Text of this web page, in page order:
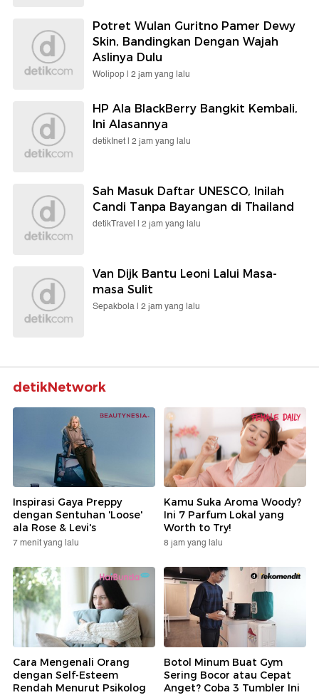
Potret Wulan Guritno Pamer Dewy
Skin, Bandingkan Dengan Wajah
Aslinya Dulu
Wolipop | 2 jam yang lalu
HP Ala BlackBerry Bangkit Kembali,
Ini Alasannya
detikInet | 2 jam yang lalu
Sah Masuk Daftar UNESCO, Inilah
Candi Tanpa Bayangan di Thailand
detikTravel | 2 jam yang lalu
Van Dijk Bantu Leoni Lalui Masa-
masa Sulit
Sepakbola | 2 jam yang lalu
detikNetwork
Inspirasi Gaya Preppy
dengan Sentuhan 'Loose'
ala Rose & Levi's
7 menit yang lalu
Kamu Suka Aroma Woody?
Ini 7 Parfum Lokal yang
Worth to Try!
8 jam yang lalu
Cara Mengenali Orang
dengan Self-Esteem
Rendah Menurut Psikolog
Botol Minum Buat Gym
Sering Bocor atau Cepat
Anget? Coba 3 Tumbler Ini